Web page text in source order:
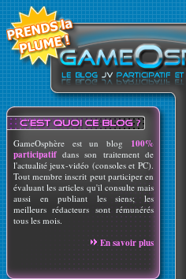
GameOsphère est un blog 100%
participatif dans son traitement de
l'actualité jeux-vidéo (consoles et PC).
Tout membre inscrit peut participer en
évaluant les articles qu'il consulte mais
aussi en publiant les siens; les
meilleurs rédacteurs sont rémunérés
tous les mois.
En savoir plus